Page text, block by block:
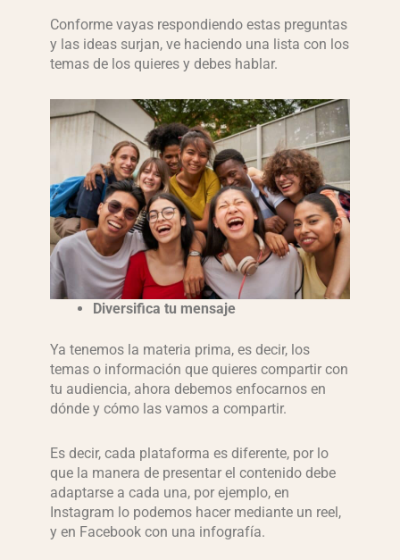
Conforme vayas respondiendo estas preguntas
y las ideas surjan, ve haciendo una lista con los
temas de los quieres y debes hablar.
Diversifica tu mensaje
Ya tenemos la materia prima, es decir, los
temas o información que quieres compartir con
tu audiencia, ahora debemos enfocarnos en
dónde y cómo las vamos a compartir.
Es decir, cada plataforma es diferente, por lo
que la manera de presentar el contenido debe
adaptarse a cada una, por ejemplo, en
Instagram lo podemos hacer mediante un reel,
y en Facebook con una infografía.